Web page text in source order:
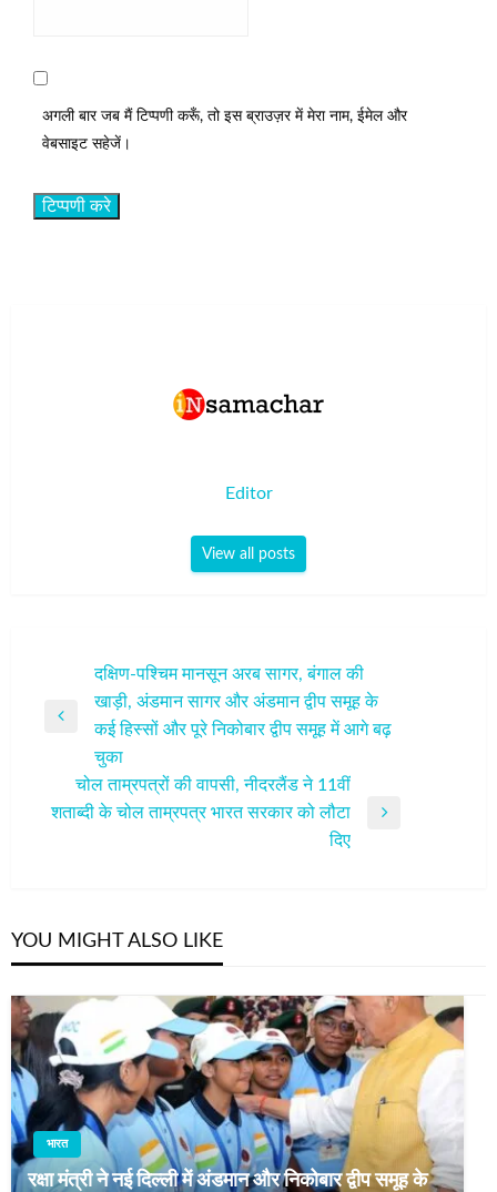
अगली बार जब मैं टिप्पणी करूँ, तो इस ब्राउज़र में मेरा नाम, ईमेल और
वेबसाइट सहेजें।
Editor
View all posts
नेविगेशन
Previous
दक्षिण-पश्चिम मानसून अरब सागर, बंगाल की
खाड़ी, अंडमान सागर और अंडमान द्वीप समूह के
कई हिस्सों और पूरे निकोबार द्वीप समूह में आगे बढ़
चुका
Next
चोल ताम्रपत्रों की वापसी, नीदरलैंड ने 11वीं
शताब्दी के चोल ताम्रपत्र भारत सरकार को लौटा
दिए
YOU MIGHT ALSO LIKE
भारत
रक्षा मंत्री ने नई दिल्ली में अंडमान और निकोबार द्वीप समूह के